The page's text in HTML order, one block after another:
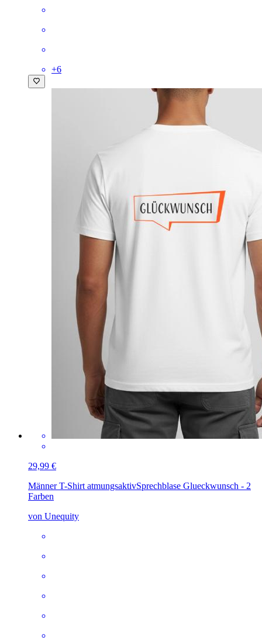
+6
29,99 €
Männer T-Shirt atmungsaktivSprechblase Glueckwunsch - 2
Farben
von Unequity